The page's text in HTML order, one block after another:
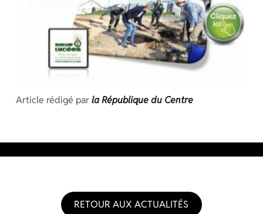
Article rédigé parla République du Centre
RETOUR AUX ACTUALITÉS